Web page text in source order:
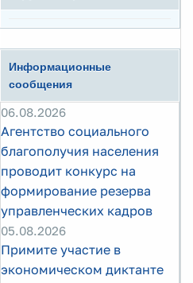
Информационные
сообщения
06.08.2026
Агентство социального
благополучия населения
проводит конкурс на
формирование резерва
управленческих кадров
05.08.2026
Примите участие в
экономическом диктанте